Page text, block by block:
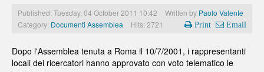
Published: Tuesday, 04 October 2011 10:42 Written by Paolo Valente
Category: Documenti Assemblea Hits: 2721 Print Email
Dopo l'Assemblea tenuta a Roma il 10/7/2001, i rappresentanti
locali dei ricercatori hanno approvato con voto telematico le